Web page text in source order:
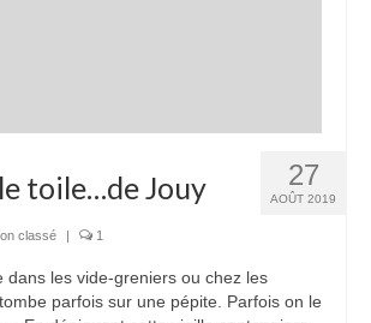
27
AOÛT 2019
toile…de Jouy
classé | 1
dans les vide-greniers ou chez les
parfois sur une pépite. Parfois on le